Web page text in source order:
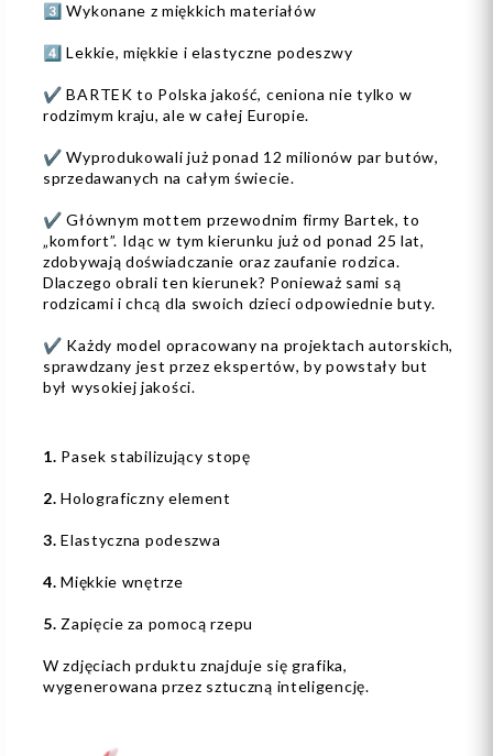
3️⃣ Wykonane z miękkich materiałów
4️⃣ Lekkie, miękkie i elastyczne podeszwy
✔️ BARTEK to Polska jakość, ceniona nie tylko w
rodzimym kraju, ale w całej Europie.
✔️ Wyprodukowali już ponad 12 milionów par butów,
sprzedawanych na całym świecie.
✔️ Głównym mottem przewodnim firmy Bartek, to
„komfort”. Idąc w tym kierunku już od ponad 25 lat,
zdobywają doświadczanie oraz zaufanie rodzica.
Dlaczego obrali ten kierunek? Ponieważ sami są
rodzicami i chcą dla swoich dzieci odpowiednie buty.
✔️ Każdy model opracowany na projektach autorskich,
sprawdzany jest przez ekspertów, by powstały but
był wysokiej jakości.
1. Pasek stabilizujący stopę
2.Holograficzny element
3. Elastyczna podeszwa
4.Miękkie wnętrze
5. Zapięcie za pomocą rzepu
W zdjęciach prduktu znajduje się grafika,
wygenerowana przez sztuczną inteligencję.